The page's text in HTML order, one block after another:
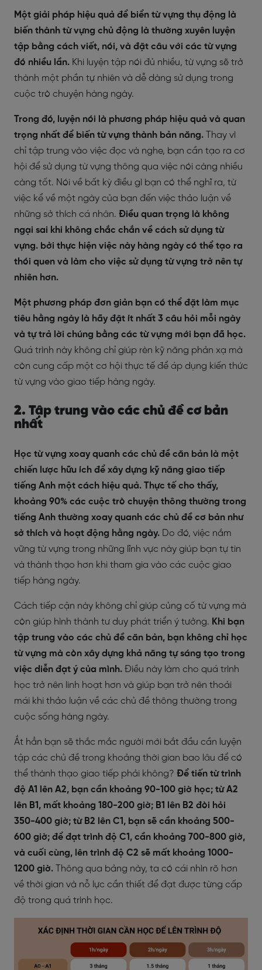
Một giải pháp hiệu quả để biển từ vựng thụ động là
biến thành từ vựng chủ động là thường xuyên luyện
tập bằng cách viết, nói, và đặt câu với các từ vựng
đó nhiều lần. Khi luyện tập nói đủ nhiều, từ vựng sẽ trở
thành một phần tự nhiên và dễ dàng sử dụng trong
cuộc trò chuyện hàng ngày.
Trong đó, luyện nói là phương pháp hiệu quả và quan
trọng nhất để biến từ vựng thành bản năng.
Thay vì
chỉ tập trung vào việc đọc và nghe, bạn cần tạo ra cơ
hội để sử dụng từ vựng thông qua việc nói càng nhiều
càng tốt. Nói về bất kỳ điều gì bạn có thể nghĩ ra, từ
việc kể về một ngày của bạn đến việc thảo luận về
những sở thích cá nhân. Điều quan trọng là không
ngại sai khi không chắc chắn về cách sử dụng từ
vựng. bởi thực hiện việc này hàng ngày có thể tạo ra
thói quen và làm cho việc sử dụng từ vựng trở nên tự
nhiên hơn.
Một phương pháp đơn giản bạn có thể đặt làm mục
tiêu hằng ngày là hãy đặt ít nhất 3 câu hỏi mỗi ngày
và tự trả lời chúng bằng các từ vựng mới bạn đã học.
Quá trình này không chỉ giúp rèn kỹ năng phản xạ mà
còn cung cấp một cơ hội thực tế để áp dụng kiến thức
từ vựng vào giao tiếp hàng ngày.
2. Tập trung vào các chủ đề cơ bản
nhất
Học từ vựng xoay quanh các chủ đề căn bản là một
chiến lược hữu ích để xây dựng kỹ năng giao tiếp
tiếng Anh một cách hiệu quả. Thực tế cho thấy,
khoảng 90% các cuộc trò chuyện thông thường trong
tiếng Anh thường xoay quanh các chủ đề cơ bản như
sở thích và hoạt động hằng ngày. Do đó, việc nắm
vững từ vựng trong những lĩnh vực này giúp bạn tự tin
và thành thạo hơn khi tham gia vào các cuộc giao
tiếp hàng ngày.
Cách tiếp cận này không chỉ giúp củng cố từ vựng mà
còn giúp hình thành tư duy phát triển ý tưởng. Khi bạn
tập trung vào các chủ đề căn bản, bạn không chỉ học
từ vựng mà còn xây dựng khả năng tự sáng tạo trong
việc diễn đạt ý của mình. Điều này làm cho quá trình
học trở nên linh hoạt hơn và giúp bạn trở nên thoải
mái khi thảo luận về các chủ đề thông thường trong
cuộc sống hàng ngày.
Ắt hẳn bạn sẽ thắc mắc người mới bắt đầu cần luyện
tập các chủ đề trong khoảng thời gian bao lâu để có
thể thành thạo giao tiếp phải không? Để tiến từ trình
độ A1 lên A2, bạn cần khoảng 90-100 giờ học; từ A2
lên B1, mất khoảng 180-200 giờ; B1 lên B2 đòi hỏi
350-400 giờ; từ B2 lên C1, bạn sẽ cần khoảng 500-
600 giờ; để đạt trình độ C1, cần khoảng 700-800 giờ,
và cuối cùng, lên trình độ C2 sẽ mất khoảng 1000-
1200 giờ. Thông qua bảng này, ta có cái nhìn rõ hơn
về thời gian và nỗ lực cần thiết để đạt được từng cấp
độ trong quá trình học.